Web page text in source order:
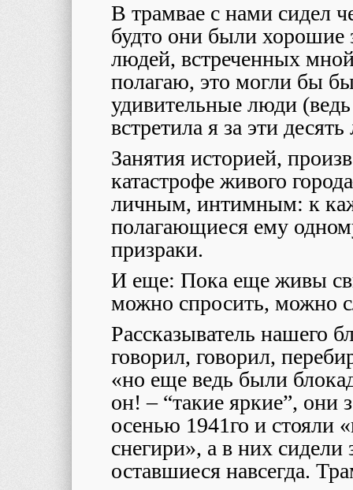
В трамвае с нами сидел
будто они были хорошие
людей, встреченных
полагаю, это могли бы
удивительные люди
встретила я за эти десять
Занятия историей,
катастрофе живого
личным, интимным: к
полагающиеся ему
призраки.
И еще: Пока еще живы
можно спросить, можно
Рассказыватель нашего
говорил, говорил,
«но еще ведь были
он!– “такие яркие”, они
осенью 1941го и стояли
снегири», а в них
оставшиеся навсегда.